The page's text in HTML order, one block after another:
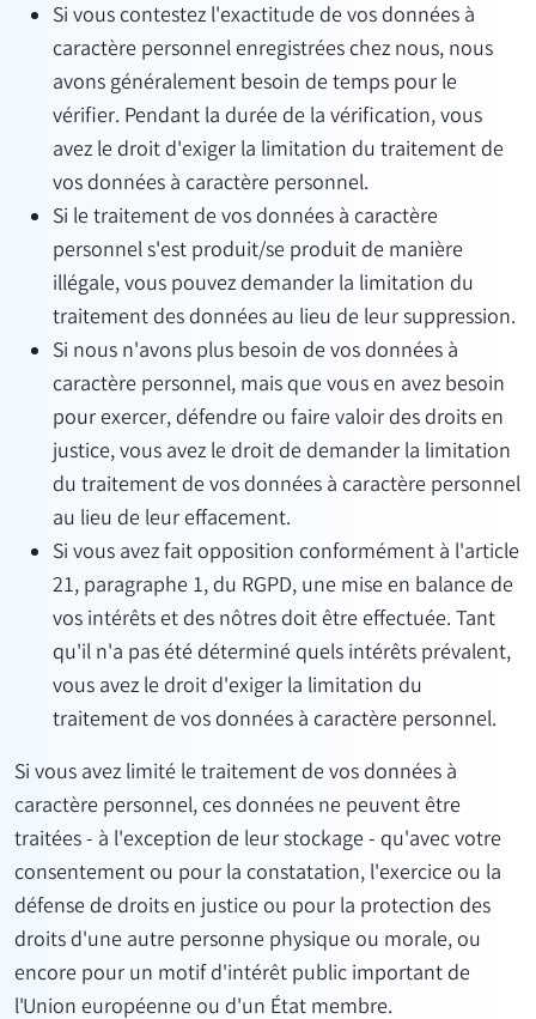
Si vous contestez l'exactitude de vos données à
caractère personnel enregistrées chez nous, nous
avons généralement besoin de temps pour le
vérifier. Pendant la durée de la vérification, vous
avez le droit d'exiger la limitation du traitement de
vos données à caractère personnel.
Si le traitement de vos données à caractère
personnel s'est produit/se produit de manière
illégale, vous pouvez demander la limitation du
traitement des données au lieu de leur suppression.
Si nous n'avons plus besoin de vos données à
caractère personnel, mais que vous en avez besoin
pour exercer, défendre ou faire valoir des droits en
justice, vous avez le droit de demander la limitation
du traitement de vos données à caractère personnel
au lieu de leur effacement.
Si vous avez fait opposition conformément à l'article
21, paragraphe 1, du RGPD, une mise en balance de
vos intérêts et des nôtres doit être effectuée. Tant
qu'il n'a pas été déterminé quels intérêts prévalent,
vous avez le droit d'exiger la limitation du
traitement de vos données à caractère personnel.
Si vous avez limité le traitement de vos données à
caractère personnel, ces données ne peuvent être
traitées - à l'exception de leur stockage - qu'avec votre
consentement ou pour la constatation, l'exercice ou la
défense de droits en justice ou pour la protection des
droits d'une autre personne physique ou morale, ou
encore pour un motif d'intérêt public important de
l'Union européenne ou d'un État membre.